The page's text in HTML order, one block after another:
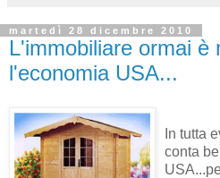
martedì 28 dicembre 2010
L'immobiliare ormai è
l'economia USA...
In tutta
conta